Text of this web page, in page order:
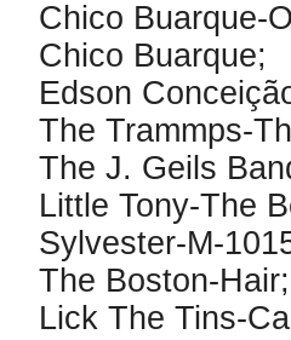
Chico Buarque-
Chico Buarque;
Edson
The Trammps-
The J. Geils
Little Tony-The
Sylvester-M-
The Boston-Hair;
Lick The Tins-